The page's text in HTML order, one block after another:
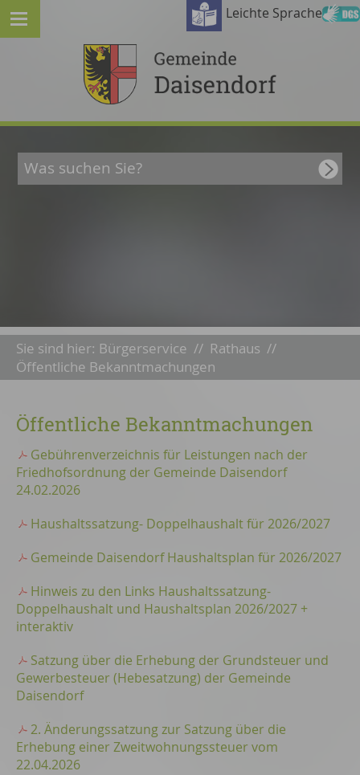
Leichte Sprache
Sie sind hier: Bürgerservice // Rathaus //
Öffentliche Bekanntmachungen
Öffentliche Bekanntmachungen
Gebührenverzeichnis für Leistungen nach der
Friedhofsordnung der Gemeinde Daisendorf
24.02.2026
Haushaltssatzung- Doppelhaushalt für 2026/2027
Gemeinde Daisendorf Haushaltsplan für 2026/2027
Hinweis zu den Links Haushaltssatzung-
Doppelhaushalt und Haushaltsplan 2026/2027 +
interaktiv
Satzung über die Erhebung der Grundsteuer und
Gewerbesteuer (Hebesatzung) der Gemeinde
Daisendorf
2. Änderungssatzung zur Satzung über die
Erhebung einer Zweitwohnungssteuer vom
22.04.2026